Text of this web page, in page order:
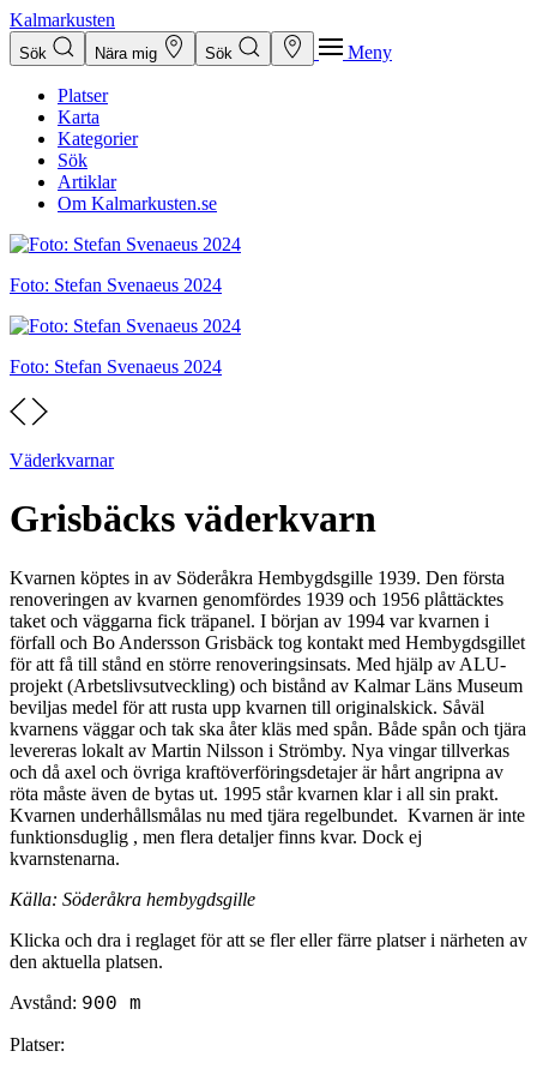
Kalmarkusten
Sök Nära mig Sök Meny
Platser
Karta
Kategorier
Sök
Artiklar
Om Kalmarkusten.se
Foto: Stefan Svenaeus 2024
Foto: Stefan Svenaeus 2024
Väderkvarnar
Grisbäcks väderkvarn
Kvarnen köptes in av Söderåkra Hembygdsgille 1939. Den första
renoveringen av kvarnen genomfördes 1939 och 1956 plåttäcktes
taket och väggarna fick träpanel. I början av 1994 var kvarnen i
förfall och Bo Andersson Grisbäck tog kontakt med Hembygdsgillet
för att få till stånd en större renoveringsinsats. Med hjälp av ALU-
projekt (Arbetslivsutveckling) och bistånd av Kalmar Läns Museum
beviljas medel för att rusta upp kvarnen till originalskick. Såväl
kvarnens väggar och tak ska åter kläs med spån. Både spån och tjära
levereras lokalt av Martin Nilsson i Strömby. Nya vingar tillverkas
och då axel och övriga kraftöverföringsdetajer är hårt angripna av
röta måste även de bytas ut. 1995 står kvarnen klar i all sin prakt.
Kvarnen underhållsmålas nu med tjära regelbundet. Kvarnen är inte
funktionsduglig , men flera detaljer finns kvar. Dock ej
kvarnstenarna.
Källa: Söderåkra hembygdsgille
Klicka och dra i reglaget för att se fler eller färre platser i närheten av
den aktuella platsen.
Avstånd: 900 m
Platser: